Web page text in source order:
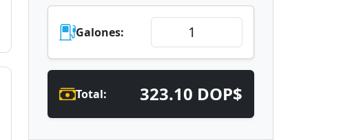
Galones:
Total: 323.10 DOP$